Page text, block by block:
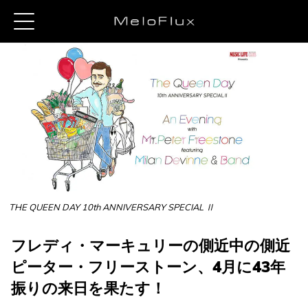
THE QUEEN DAY 10th ANNIVERSARY SPECIAL Ⅱ
フレディ・マーキュリーの側近中の側近
ピーター・フリーストーン、4月に43年
振りの来日を果たす！